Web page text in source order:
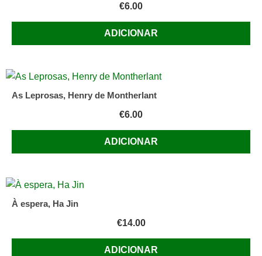
€6.00
ADICIONAR
As Leprosas, Henry de Montherlant
€6.00
ADICIONAR
À espera, Ha Jin
€14.00
ADICIONAR